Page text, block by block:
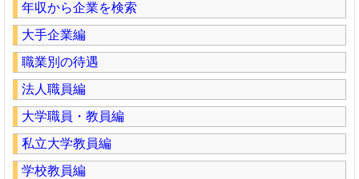
年収から企業を検索
大手企業編
職業別の待遇
法人職員編
大学職員・教員編
私立大学教員編
学校教員編